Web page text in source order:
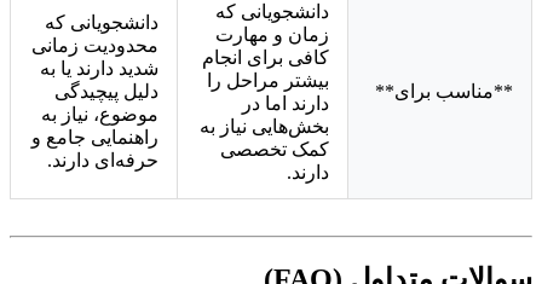
**مناسب برای**
دانشجویانی که
زمان و مهارت
کافی برای انجام
بیشتر مراحل را
دارند اما در
بخش‌هایی نیاز به
کمک تخصصی
دارند.
دانشجویانی که
محدودیت زمانی
شدید دارند یا به
دلیل پیچیدگی
موضوع، نیاز به
راهنمایی جامع و
حرفه‌ای دارند.